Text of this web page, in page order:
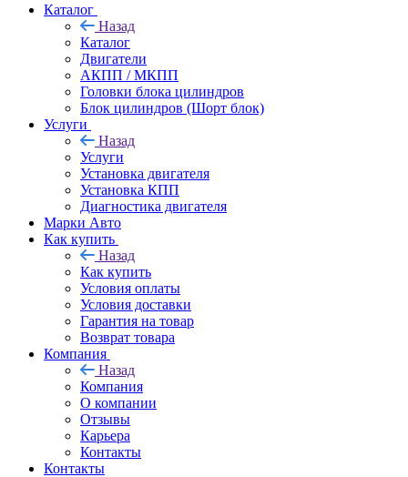
Каталог
Назад
Каталог
Двигатели
АКПП / МКПП
Головки блока цилиндров
Блок цилиндров (Шорт блок)
Услуги
Назад
Услуги
Установка двигателя
Установка КПП
Диагностика двигателя
Марки Авто
Как купить
Назад
Как купить
Условия оплаты
Условия доставки
Гарантия на товар
Возврат товара
Компания
Назад
Компания
О компании
Отзывы
Карьера
Контакты
Контакты